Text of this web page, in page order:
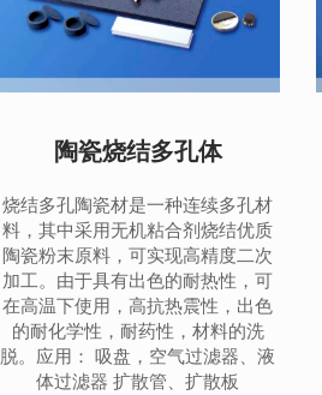
陶瓷烧结多孔体
烧结多孔陶瓷材是一种连续多孔材
料，其中采用无机粘合剂烧结优质
陶瓷粉末原料，可实现高精度二次
加工。由于具有出色的耐热性，可
在高温下使用，高抗热震性，出色
的耐化学性，耐药性，材料的洗
脱。应用： 吸盘，空气过滤器、液
体过滤器 扩散管、扩散板